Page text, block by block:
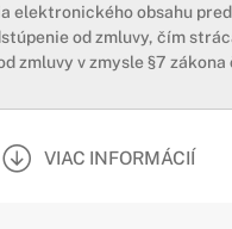
elektronického obsahu
od zmluvy, čím
zmluvy v zmysle §7 zákona
VIAC INFORMÁCIÍ